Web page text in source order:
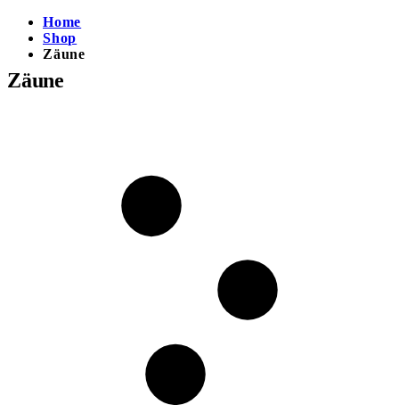
Home
Shop
Zäune
Zäune